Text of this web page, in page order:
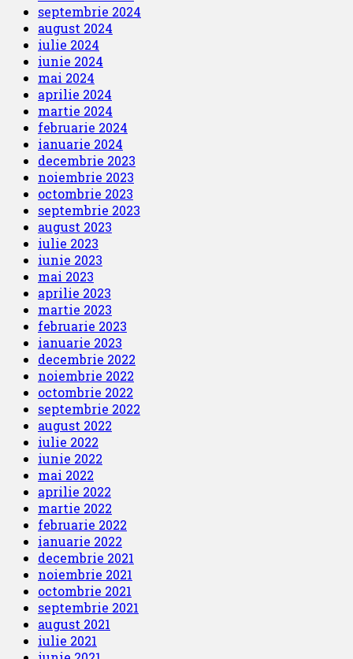
septembrie 2024
august 2024
iulie 2024
iunie 2024
mai 2024
aprilie 2024
martie 2024
februarie 2024
ianuarie 2024
decembrie 2023
noiembrie 2023
octombrie 2023
septembrie 2023
august 2023
iulie 2023
iunie 2023
mai 2023
aprilie 2023
martie 2023
februarie 2023
ianuarie 2023
decembrie 2022
noiembrie 2022
octombrie 2022
septembrie 2022
august 2022
iulie 2022
iunie 2022
mai 2022
aprilie 2022
martie 2022
februarie 2022
ianuarie 2022
decembrie 2021
noiembrie 2021
octombrie 2021
septembrie 2021
august 2021
iulie 2021